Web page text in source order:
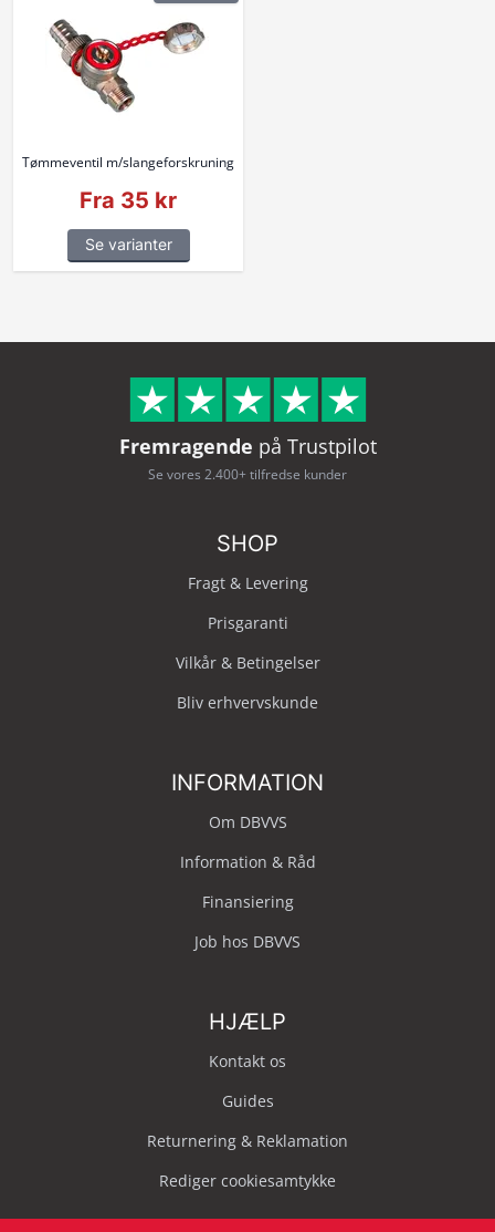
Tømmeventil m/slangeforskruning
Fra 35 kr
Se varianter
Fremragende på Trustpilot
Se vores 2.400+ tilfredse kunder
SHOP
Fragt & Levering
Prisgaranti
Vilkår & Betingelser
Bliv erhvervskunde
INFORMATION
Om DBVVS
Information & Råd
Finansiering
Job hos DBVVS
HJÆLP
Kontakt os
Guides
Returnering & Reklamation
Rediger cookiesamtykke